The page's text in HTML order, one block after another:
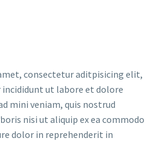
consectetur aditpisicing elit,
incididunt ut labore et dolore
mini veniam, quis nostrud
nisi ut aliquip ex ea commodo
dolor in reprehenderit in